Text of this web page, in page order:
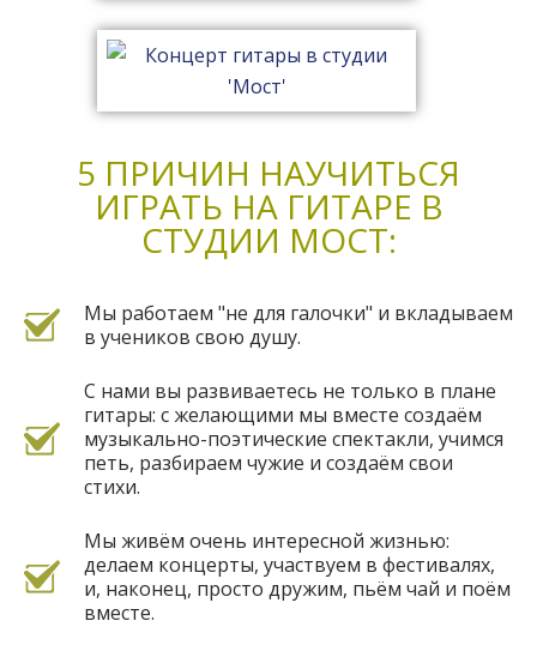
5 ПРИЧИН НАУЧИТЬСЯ
ИГРАТЬ НА ГИТАРЕ В
СТУДИИ МОСТ:
Мы работаем "не для галочки" и вкладываем
в учеников свою душу.
С нами вы развиваетесь не только в плане
гитары: с желающими мы вместе создаём
музыкально-поэтические спектакли, учимся
петь, разбираем чужие и создаём свои
стихи.
Мы живём очень интересной жизнью:
делаем концерты, участвуем в фестивалях,
и, наконец, просто дружим, пьём чай и поём
вместе.